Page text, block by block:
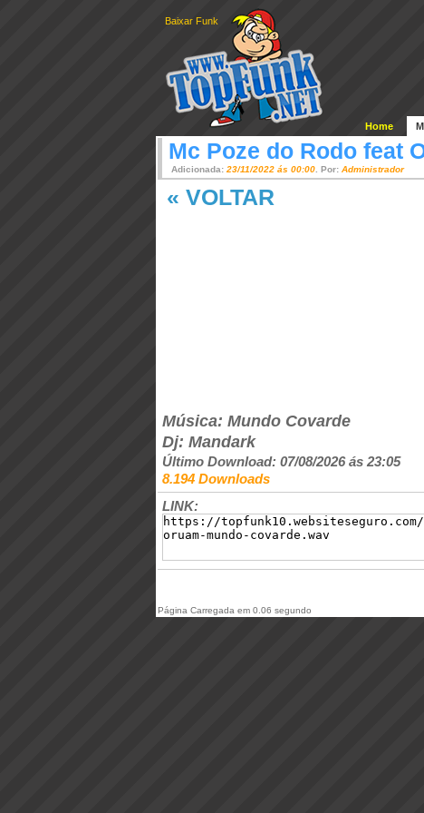
Baixar Funk
Home
Mc Poze do Rodo feat
Adicionada: 23/11/2022 ás 00:00 . Por: Administrador
« VOLTAR
Música: Mundo Covarde
Dj: Mandark
Último Download: 07/08/2026 ás 23:05
8.194 Downloads
LINK:
Página Carregada em 0.06 segundo